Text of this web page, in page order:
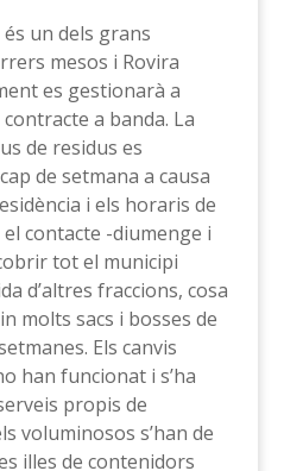
un dels grans
mesos i Rovira
es gestionarà a
a banda. La
de residus es
de setmana a causa
i els horaris de
contacte -diumenge i
tot el municipi
d’altres fraccions, cosa
molts sacs i bosses de
Els canvis
han funcionat i s’ha
propis de
voluminosos s’han de
illes de contenidors